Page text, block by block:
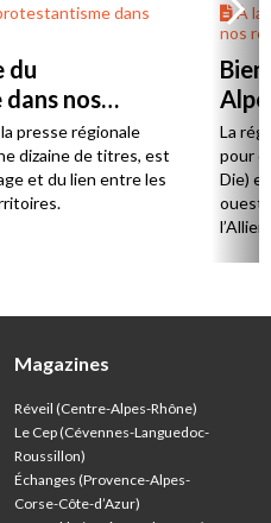
dans
du
nos
presse régionale
dizaine de titres, est
et du lien entre les
À la
nos
La
pour
Die)
ouest,
Magazines
Réveil (Centre-Alpes-Rhône)
Le Cep (Cévennes-Languedoc-
Roussillon)
Échanges (Provence-Alpes-
Corse-Côte-d’Azur)